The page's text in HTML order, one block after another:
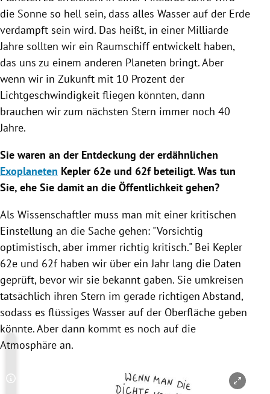
die Sonne so hell sein, dass alles Wasser auf der Erde
verdampft sein wird. Das heißt, in einer Milliarde
Jahre sollten wir ein Raumschiff entwickelt haben,
das uns zu einem anderen Planeten bringt. Aber
wenn wir in Zukunft mit 10 Prozent der
Lichtgeschwindigkeit fliegen könnten, dann
brauchen wir zum nächsten Stern immer noch 40
Jahre.
Sie waren an der Entdeckung der erdähnlichen
Exoplaneten Kepler 62e und 62f beteiligt. Was tun
Sie, ehe Sie damit an die Öffentlichkeit gehen?
Als Wissenschaftler muss man mit einer kritischen
Einstellung an die Sache gehen: "Vorsichtig
optimistisch, aber immer richtig kritisch." Bei Kepler
62e und 62f haben wir über ein Jahr lang die Daten
geprüft, bevor wir sie bekannt gaben. Sie umkreisen
tatsächlich ihren Stern im gerade richtigen Abstand,
sodass es flüssiges Wasser auf der Oberfläche geben
könnte. Aber dann kommt es noch auf die
Atmosphäre an.
Copyright-Hinweis öffnen/schließen